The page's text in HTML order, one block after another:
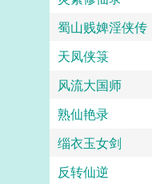
蜀山贱婢淫侠传
天凤侠箓
风流大国师
熟仙艳录
缁衣玉女剑
反转仙逆